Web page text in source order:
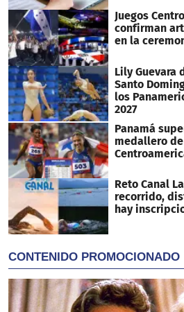
Juegos
confirman
en la
Lily Guevara
Santo
los
2027
Panamá
medallero
Reto Canal
recorrido,
hay